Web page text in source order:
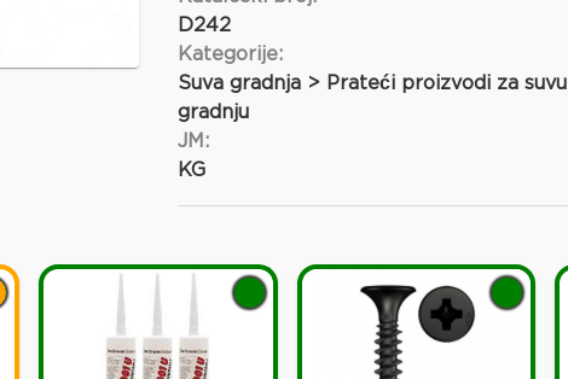
D242
Kategorije:
Suva gradnja > Prateći proizvodi za suvu
gradnju
JM:
KG